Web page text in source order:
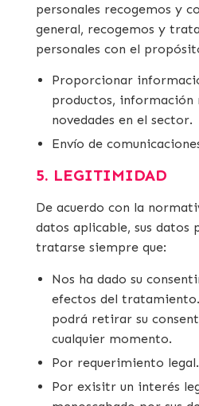
personales recogemos y
general, recogemos y
personales con el
Proporcionar
productos, información
novedades en el sector.
Envío de
5. LEGITIMIDAD
De acuerdo con la
datos aplicable, sus datos
tratarse siempre que:
Nos ha dado su
efectos del
podrá retirar su
cualquier momento.
Por requerimiento legal.
Por exisitr un interés